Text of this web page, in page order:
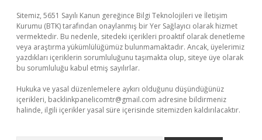
Sitemiz, 5651 Sayılı Kanun gereğince Bilgi Teknolojileri ve İletişim
Kurumu (BTK) tarafından onaylanmış bir Yer Sağlayıcı olarak hizmet
vermektedir. Bu nedenle, sitedeki içerikleri proaktif olarak denetleme
veya araştırma yükümlülüğümüz bulunmamaktadır. Ancak, üyelerimiz
yazdıkları içeriklerin sorumluluğunu taşımakta olup, siteye üye olarak
bu sorumluluğu kabul etmiş sayılırlar.
Hukuka ve yasal düzenlemelere aykırı olduğunu düşündüğünüz
içerikleri, backlinkpanelicomtr@gmail.com adresine bildirmeniz
halinde, ilgili içerikler yasal süre içerisinde sitemizden kaldırılacaktır.